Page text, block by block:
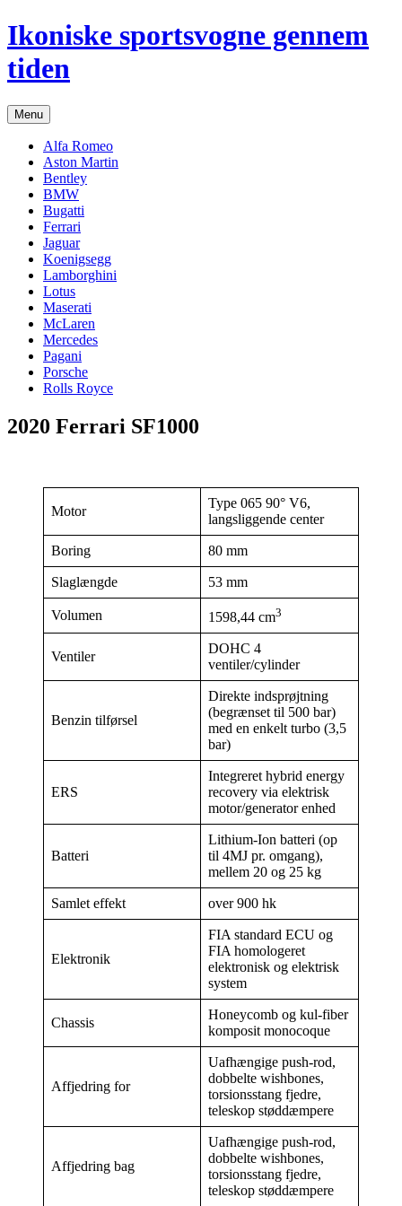
Hop
til
indhold
Ikoniske sportsvogne gennem
tiden
Menu
Alfa Romeo
Aston Martin
Bentley
BMW
Bugatti
Ferrari
Jaguar
Koenigsegg
Lamborghini
Lotus
Maserati
McLaren
Mercedes
Pagani
Porsche
Rolls Royce
2020 Ferrari SF1000
Motor
Type 065 90° V6,
langsliggende center
Boring 80 mm
Slaglængde 53 mm
Volumen 1598,44 cm3
Ventiler
DOHC 4
ventiler/cylinder
Benzin tilførsel
Direkte indsprøjtning
(begrænset til 500 bar)
med en enkelt turbo (3,5
bar)
ERS
Integreret hybrid energy
recovery via elektrisk
motor/generator enhed
Batteri
Lithium-Ion batteri (op
til 4MJ pr. omgang),
mellem 20 og 25 kg
Samlet effekt over 900 hk
Elektronik
FIA standard ECU og
FIA homologeret
elektronisk og elektrisk
system
Chassis
Honeycomb og kul-fiber
komposit monocoque
Affjedring for
Uafhængige push-rod,
dobbelte wishbones,
torsionsstang fjedre,
teleskop støddæmpere
Affjedring bag
Uafhængige push-rod,
dobbelte wishbones,
torsionsstang fjedre,
teleskop støddæmpere